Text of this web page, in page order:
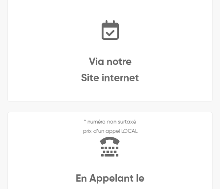
Via notre
Site internet
* numéro non surtaxé
prix d’un appel LOCAL
En Appelant le